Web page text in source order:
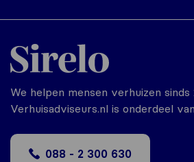
We helpen mensen verhuizen sinds
Verhuisadviseurs.nl is onderdeel
088 - 2 300 630